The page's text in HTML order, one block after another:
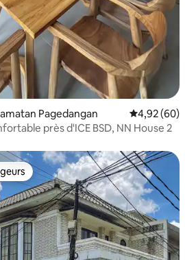
Pagedangan Évaluation
4,92 (60)
près d'ICE BSD, NN House 2